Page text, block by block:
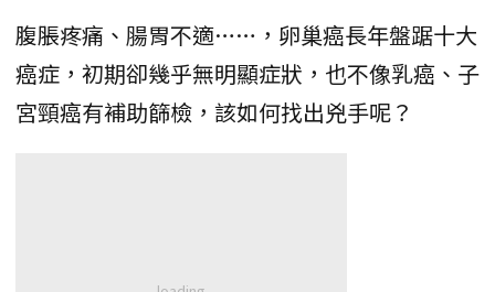
腹脹疼痛、腸胃不適……，卵巢癌長年盤踞十大
癌症，初期卻幾乎無明顯症狀，也不像乳癌、子
宮頸癌有補助篩檢，該如何找出兇手呢？